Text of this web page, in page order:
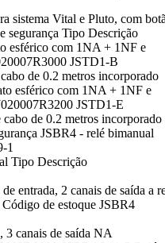
sistema Vital e Pluto, com
segurança Tipo Descrição
esférico com 1NA + 1NF e
JSTD1-B
de 0.2 metros incorporado
esférico com 1NA + 1NF e
JSTD1-E
de 0.2 metros incorporado
JSBR4 - relé bimanual
1
Tipo Descrição
entrada, 2 canais de saída a
de estoque JSBR4
3 canais de saída NA